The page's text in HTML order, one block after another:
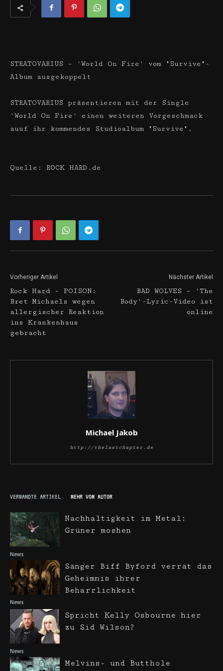
STRATOVARIUS – 'World On Fire' vom "Survive"-
Album ausgekoppelt
STRATOVARIUS präsentieren mit der Single
'World On Fire' einen weiteren Vorgeschmack
auuf ihr kommendes Studioalbum "Survive".
Quelle: ROCK HARD.de
Vorheriger Artikel
Rock Hard – POISON:
Bret Michaels wegen
allergischer Reaktion
ins Krankenhaus
gebracht
Nächster Artikel
BAD WOLVES – 'The
Body'-Lyric-Video ist
online
Michael Jakob
http://thelastchapter.de
VERWANDTE ARTIKEL MEHR VOM AUTOR
News
Nachhaltigkeit im Metal:
Grüner moshen
News
Sänger Biff Byford verrät das
Geheimnis ihrer
Beharrlichkeit
News
Spricht Kelly Osbourne hier
zu Sid Wilson?
Melvins- und Butthole